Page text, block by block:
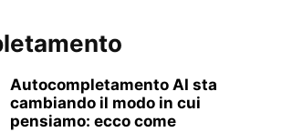
Autocompletamento AI sta
cambiando il modo in cui
pensiamo: ecco come